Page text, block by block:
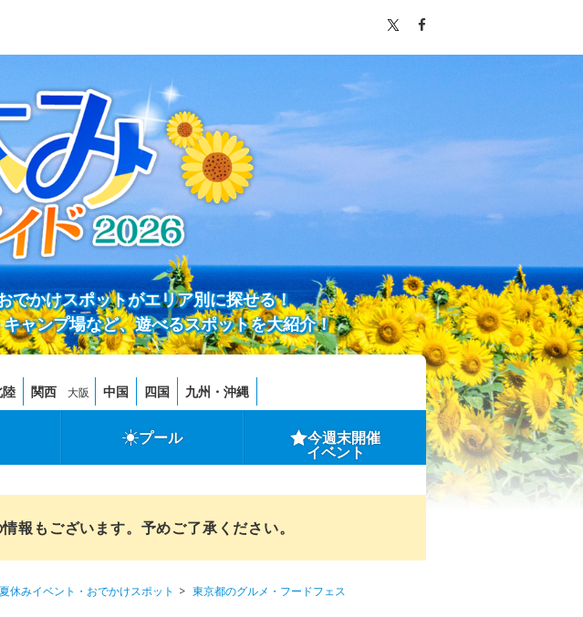
でかけスポットがエリア別に探せる！
ャンプ場など、遊べるスポットを大紹介！
関西 大阪 中国 四国 九州・沖縄
プール 今週末開催
イベント
報もございます。予めご了承ください。
休みイベント・おでかけスポット
東京都のグルメ・フードフェス